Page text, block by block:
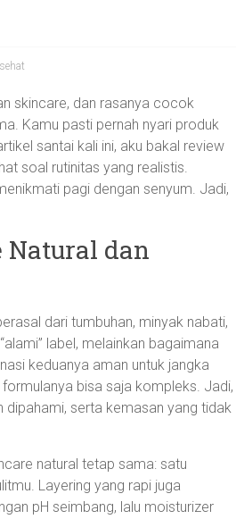
skincare, dan rasanya cocok
Kamu pasti pernah nyari produk
santai kali ini, aku bakal review
soal rutinitas yang realistis.
pagi dengan senyum. Jadi,
Natural dan
dari tumbuhan, minyak nabati,
label, melainkan bagaimana
keduanya aman untuk jangka
bisa saja kompleks. Jadi,
dipahami, serta kemasan yang tidak
natural tetap sama: satu
Layering yang rapi juga
pH seimbang, lalu moisturizer